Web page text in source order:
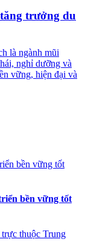
trưởng du
là ngành mũi
nghỉ dưỡng và
vững, hiện đại và
bền vững tốt